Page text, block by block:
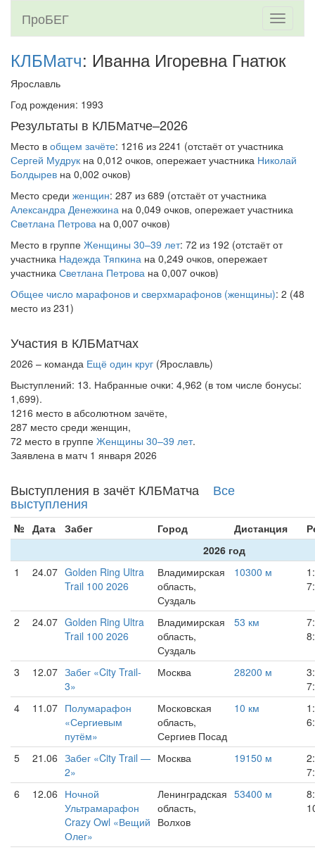
Toggle
ПроБЕГ
КЛБМатч: Иванна Игоревна Гнатюк
Ярославль
Год рождения: 1993
Результаты в КЛБМатче–2026
Место в общем зачёте: 1216 из 2241 (отстаёт от участника
Сергей Мудрук на 0,012 очков, опережает участника Николай
Болдырев на 0,002 очков)
Место среди женщин: 287 из 689 (отстаёт от участника
Александра Денежкина на 0,049 очков, опережает участника
Светлана Петрова на 0,007 очков)
Место в группе Женщины 30–39 лет: 72 из 192 (отстаёт от
участника Надежда Тяпкина на 0,249 очков, опережает
участника Светлана Петрова на 0,007 очков)
Общее число марафонов и сверхмарафонов (женщины): 2 (48
место из 231)
Участия в КЛБМатчах
2026 – команда Ещё один круг (Ярославль)
Выступлений: 13. Набранные очки: 4,962 (в том числе бонусы:
1,699).
1216 место в абсолютном зачёте,
287 место среди женщин,
72 место в группе Женщины 30–39 лет.
Заявлена в матч 1 января 2026
Выступления в зачёт КЛБМатча Все
выступления
№ Дата Забег Город Дистанция
2026 год
1
24.07 Golden Ring Ultra
Trail 100 2026
Владимирская
область,
Суздаль
10300 м
2 24.07 Golden Ring Ultra
Trail 100 2026
Владимирская
область,
Суздаль
53 км
3 12.07 Забег «City Trail-
3»
Москва 28200 м
4
11.07 Полумарафон
«Сергиевым
путём»
Московская
область,
Сергиев Посад
10 км
5 21.06 Забег «City Trail —
2»
Москва 19150 м
6
12.06 Ночной
Ультрамарафон
Crazy Owl «Вещий
Олег»
Ленинградская
область,
Волхов
53400 м